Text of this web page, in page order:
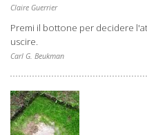
Claire Guerrier
Premi il bottone per decidere
uscire.
Carl G. Beukman